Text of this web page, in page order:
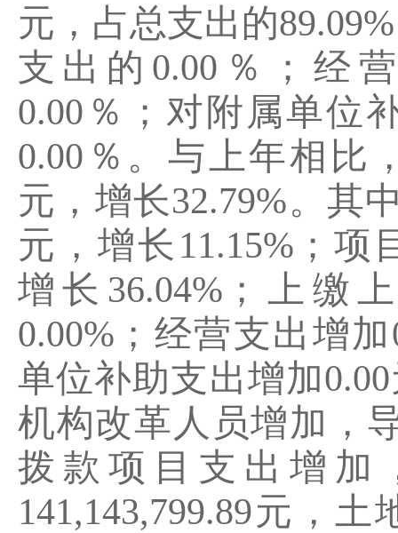
元，占总支出的89.09%
支出的 0.00 ％
；经
0.00 ％ ；对附属单位
0.00 ％ 。与上年相比
元，增长32.79%。其
元，增长 11.15% ；项
增长 36.04% ；上缴
0.00% ；经营支出增加
单位补助支出增加0.00
机构改革人员增加，
拨款项目支出增加
141,143,799.89元，土